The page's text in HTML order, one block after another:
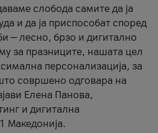
слобода самите да ја
и да ја приспособат според
— лесно, брзо и дигитално
за празниците, нашата цел
персонализација, за
совршено одговара на
Елена Панова,
и дигитална
Македонија.